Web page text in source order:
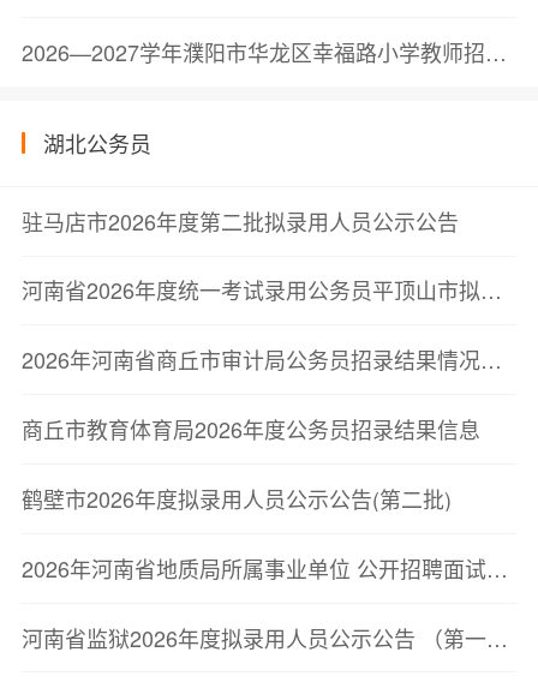
2026—2027学年濮阳市华龙区幸福路小学教师招聘公告
湖北公务员
驻马店市2026年度第二批拟录用人员公示公告
河南省2026年度统一考试录用公务员平顶山市拟录用人员公示公告
2026年河南省商丘市审计局公务员招录结果情况公示
商丘市教育体育局2026年度公务员招录结果信息
鹤壁市2026年度拟录用人员公示公告(第二批)
2026年河南省地质局所属事业单位 公开招聘面试资格确认公告
河南省监狱2026年度拟录用人员公示公告 （第一批）